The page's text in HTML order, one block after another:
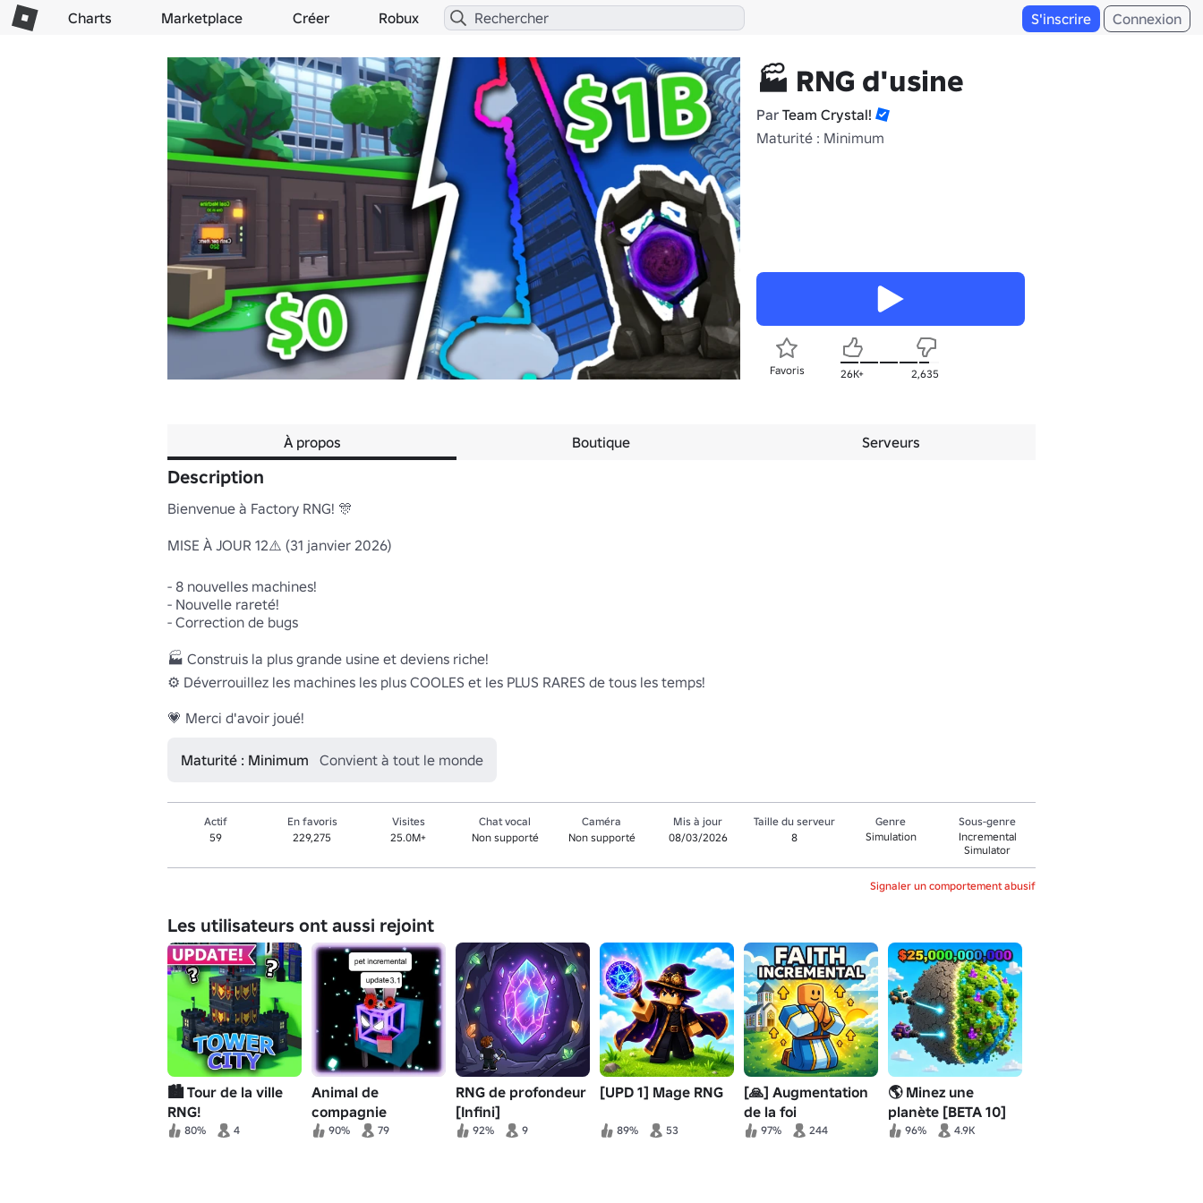
Charts Marketplace Créer Robux S'inscrire Connexion
🏭 RNG d'usine
Par Team Crystal!
Maturité : Minimum
Favoris 26K+ 2,635
À propos Boutique Serveurs
Description
Bienvenue à Factory RNG! 🎊
MISE À JOUR 12⚠️ (31 janvier 2026)
- 8 nouvelles machines!
- Nouvelle rareté!
- Correction de bugs
🏭 Construis la plus grande usine et deviens riche!
⚙️ Déverrouillez les machines les plus COOLES et les PLUS RARES de tous les temps!
💗 Merci d'avoir joué!
Maturité : Minimum Convient à tout le monde
Actif
59
En favoris
229,275
Visites
25.0M+
Chat vocal
Non supporté
Caméra
Non supporté
Mis à jour
08/03/2026
Taille du serveur
8
Genre
Simulation
Sous-genre
Incremental
Simulator
Signaler un comportement abusif
Les utilisateurs ont aussi rejoint
🏙️ Tour de la ville
RNG!
80% 4
Animal de
compagnie
incrémental
90% 79
RNG de profondeur
[Infini]
92% 9
[UPD 1] Mage RNG
89% 53
[🙏] Augmentation
de la foi
97% 244
🌎 Minez une
planète [BETA 10]
96% 4.9K